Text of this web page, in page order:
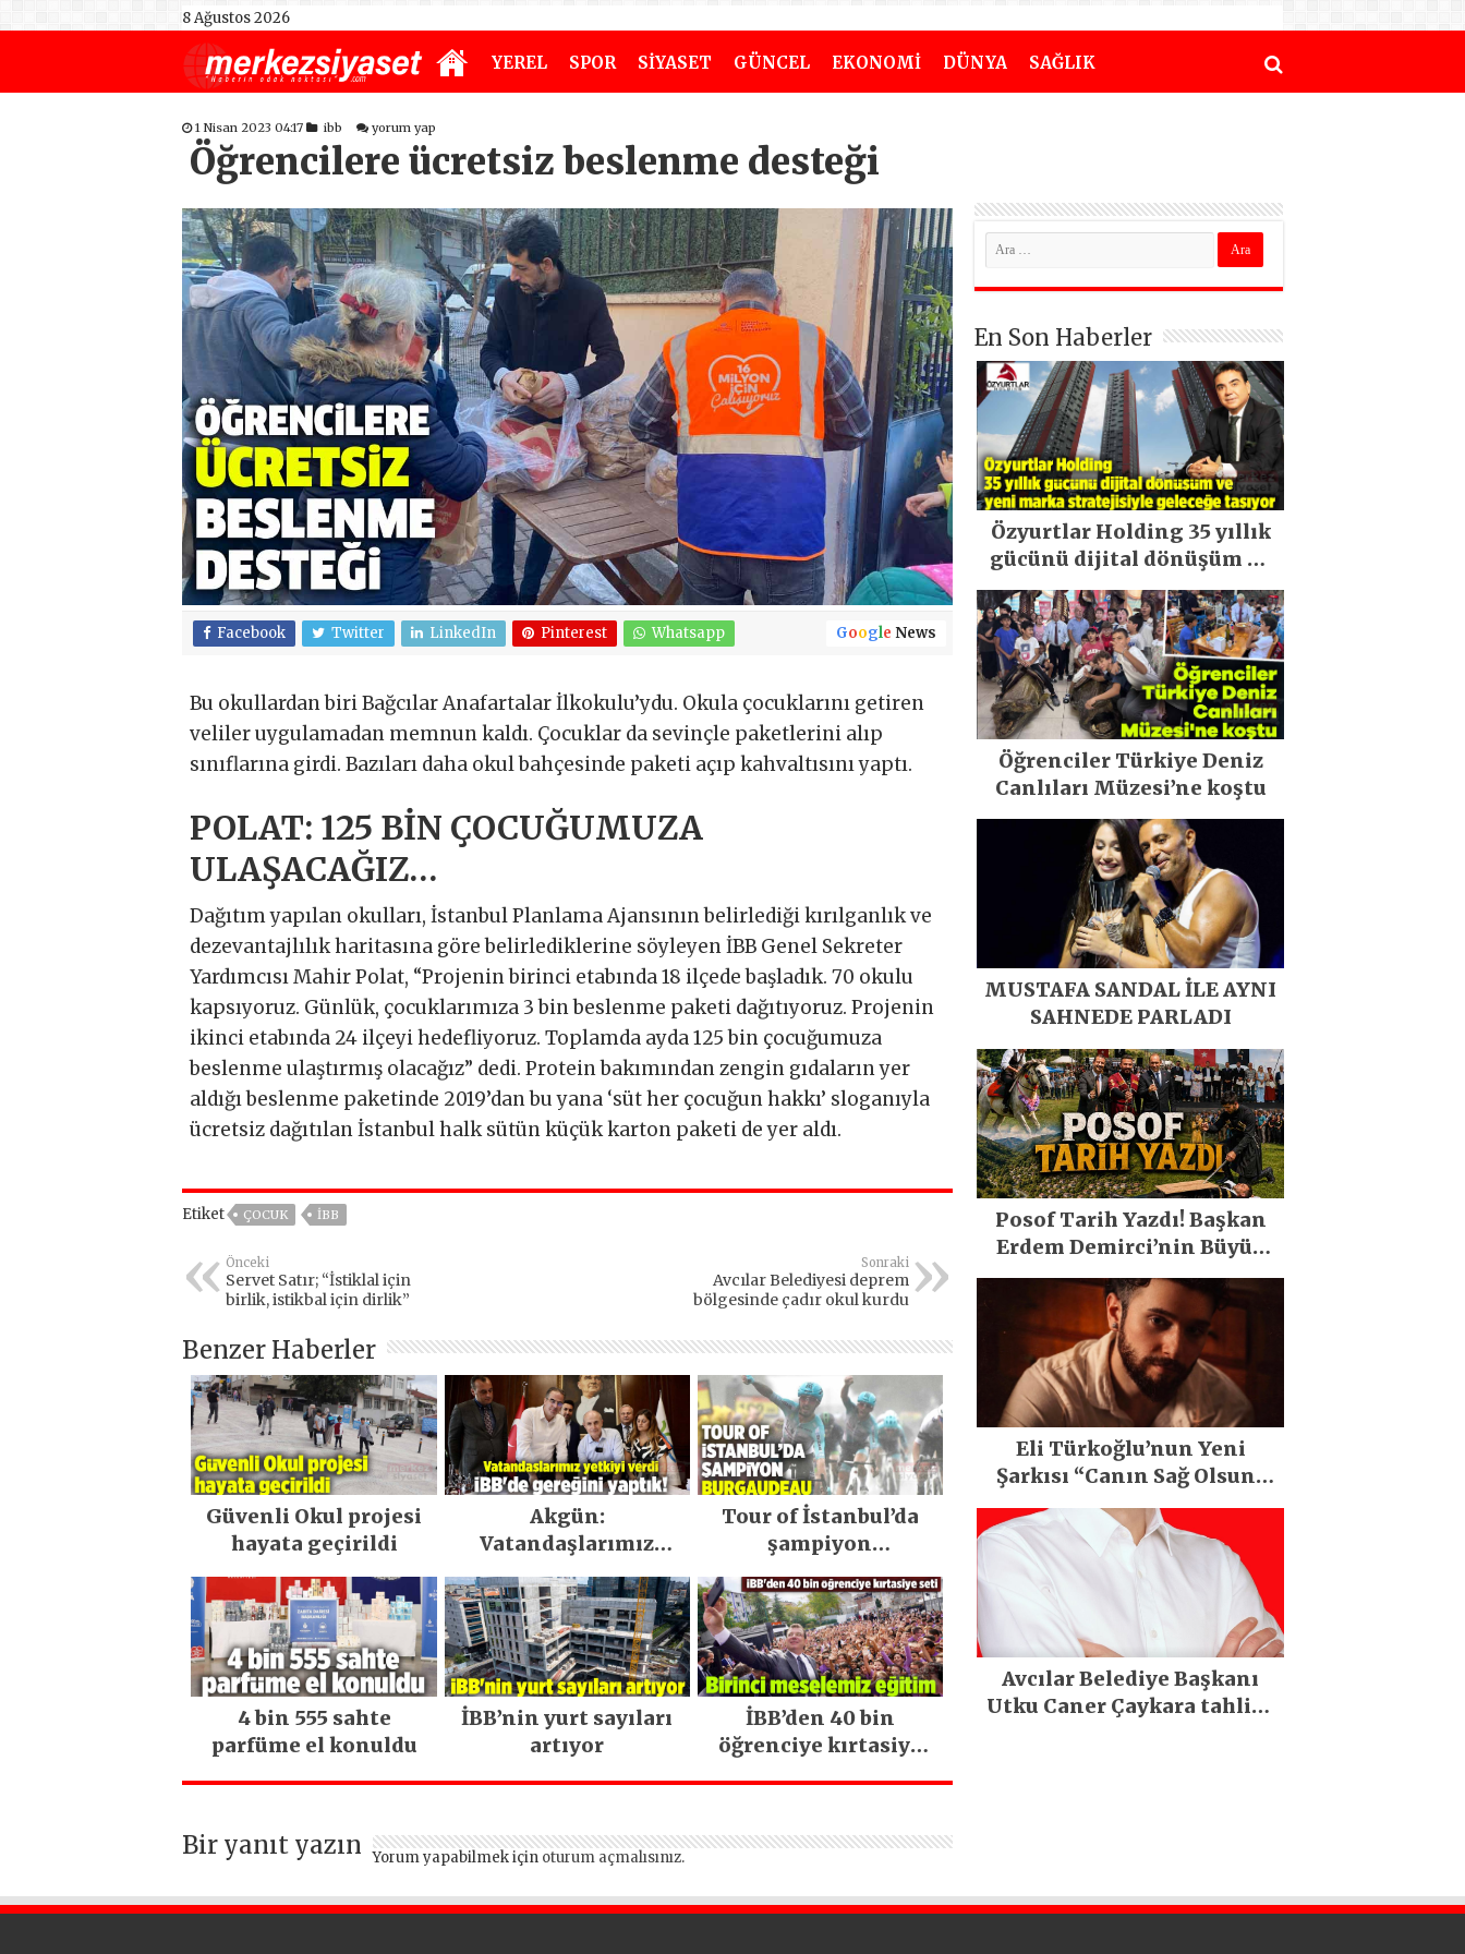
8 Ağustos 2026
YEREL SPOR SİYASET GÜNCEL EKONOMİ DÜNYA SAĞLIK
1 Nisan 2023 04:17 ibb yorum yap
Öğrencilere ücretsiz beslenme desteği
Facebook Twitter LinkedIn Pinterest Whatsapp Google News
Bu okullardan biri Bağcılar Anafartalar İlkokulu’ydu. Okula çocuklarını getiren
veliler uygulamadan memnun kaldı. Çocuklar da sevinçle paketlerini alıp
sınıflarına girdi. Bazıları daha okul bahçesinde paketi açıp kahvaltısını yaptı.
POLAT: 125 BİN ÇOCUĞUMUZA
ULAŞACAĞIZ…
Dağıtım yapılan okulları, İstanbul Planlama Ajansının belirlediği kırılganlık ve
dezevantajlılık haritasına göre belirlediklerine söyleyen İBB Genel Sekreter
Yardımcısı Mahir Polat, “Projenin birinci etabında 18 ilçede başladık. 70 okulu
kapsıyoruz. Günlük, çocuklarımıza 3 bin beslenme paketi dağıtıyoruz. Projenin
ikinci etabında 24 ilçeyi hedefliyoruz. Toplamda ayda 125 bin çocuğumuza
beslenme ulaştırmış olacağız” dedi. Protein bakımından zengin gıdaların yer
aldığı beslenme paketinde 2019’dan bu yana ‘süt her çocuğun hakkı’ sloganıyla
ücretsiz dağıtılan İstanbul halk sütün küçük karton paketi de yer aldı.
Etiket ÇOCUK IBB
Önceki
Servet Satır; “İstiklal için
birlik, istikbal için dirlik”
Sonraki
Avcılar Belediyesi deprem
bölgesinde çadır okul kurdu
Benzer Haberler
Güvenli Okul projesi
hayata geçirildi
Akgün:
Vatandaşlarımız
yetkiyi verdi İBB’de
gereğini yaptık!
Tour of İstanbul’da
şampiyon
Burgaudeau
4 bin 555 sahte
parfüme el konuldu
İBB’nin yurt sayıları
artıyor
İBB’den 40 bin
öğrenciye kırtasiye
Bir yanıt yazın Yorum yapabilmek için oturum açmalısınız.
En Son Haberler
Özyurtlar Holding 35 yıllık
gücünü dijital dönüşüm ve
yeni marka stratejisiyle
geleceğe taşıyor
Öğrenciler Türkiye Deniz
Canlıları Müzesi’ne koştu
MUSTAFA SANDAL İLE AYNI
SAHNEDE PARLADI
Posof Tarih Yazdı! Başkan
Erdem Demirci’nin Büyük
Emeğiyle Son Yılların En
Büyük Festivali Gerçekleşti
Eli Türkoğlu’nun Yeni
Şarkısı “Canın Sağ Olsun”
Büyük İlgi Gördü!..
Avcılar Belediye Başkanı
Utku Caner Çaykara tahliye